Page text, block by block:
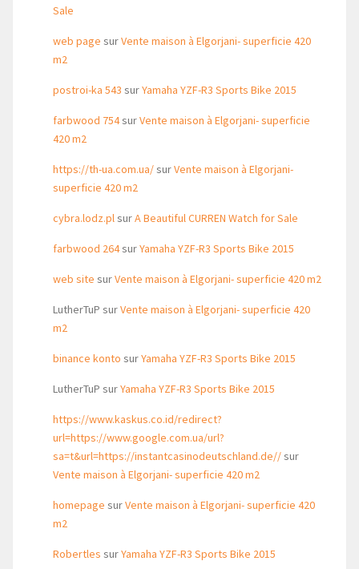
Sale
web page surVente maison à Elgorjani- superficie 420
m2
postroi-ka 543 surYamaha YZF-R3 Sports Bike 2015
farbwood 754surVente maison à Elgorjani- superficie
420 m2
https://th-ua.com.ua/surVente maison à Elgorjani-
superficie 420 m2
cybra.lodz.plsurA Beautiful CURREN Watch for Sale
farbwood 264surYamaha YZF-R3 Sports Bike 2015
web site surVente maison à Elgorjani- superficie 420 m2
LutherTuP surVente maison à Elgorjani- superficie 420
m2
binance konto surYamaha YZF-R3 Sports Bike 2015
LutherTuP surYamaha YZF-R3 Sports Bike 2015
https://www.kaskus.co.id/redirect?
url=https://www.google.com.ua/url?
sa=t&url=https://instantcasinodeutschland.de//sur
Vente maison à Elgorjani- superficie 420 m2
homepage surVente maison à Elgorjani- superficie 420
m2
Robertles surYamaha YZF-R3 Sports Bike 2015